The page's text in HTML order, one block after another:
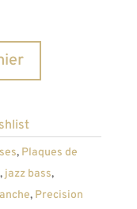
r
n
a
t
, Plaques de
, jazz bass,
, Precision